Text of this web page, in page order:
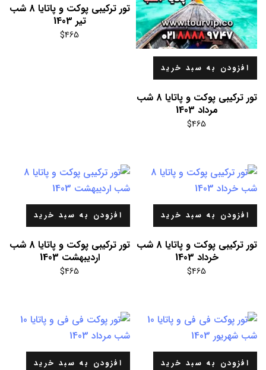
افزودن به سبد خرید
تور ترکیبی پوکت و پاتایا 8 شب
مرداد 1403
$465
تور ترکیبی پوکت و پاتایا 8 شب
تیر 1403
$465
افزودن به سبد خرید
تور ترکیبی پوکت و پاتایا 8 شب
خرداد 1403
$465
افزودن به سبد خرید
تور ترکیبی پوکت و پاتایا 8 شب
اردیبهشت 1403
$465
افزودن به سبد خرید افزودن به سبد خرید